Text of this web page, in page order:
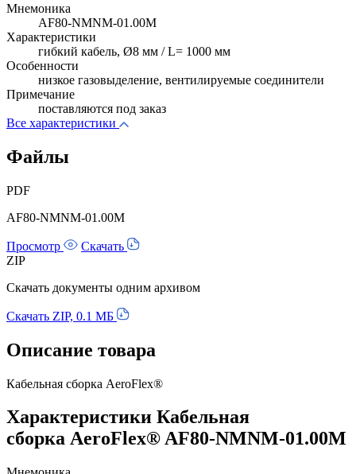
Мнемоника
AF80-NMNM-01.00M
Характеристики
гибкий кабель, Ø8 мм / L= 1000 мм
Особенности
низкое газовыделение, вентилируемые соединители
Примечание
поставляются под заказ
Все характеристики
Файлы
PDF
AF80-NMNM-01.00M
Просмотр
Скачать
ZIP
Скачать документы одним архивом
Скачать ZIP, 0.1 МБ
Описание товара
Кабельная сборка AeroFlex®
Характеристики Кабельная
сборка AeroFlex® AF80-NMNM-01.00M